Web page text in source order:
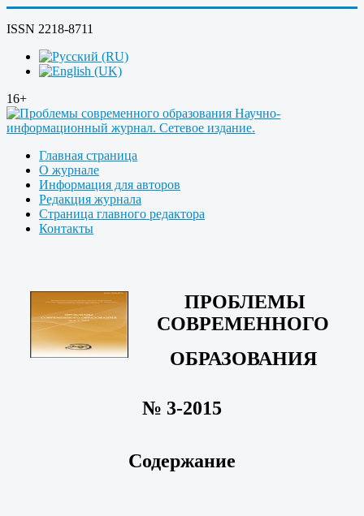
ISSN 2218-8711
16+
Главная страница
О журнале
Информация для авторов
Редакция журнала
Страница главного редактора
Контакты
ПРОБЛЕМЫ
СОВРЕМЕННОГО
ОБРАЗОВАНИЯ
№ 3-2015
Содержание